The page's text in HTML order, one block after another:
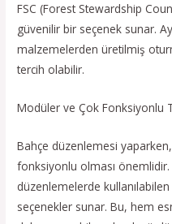
FSC (Forest Stewardship
güvenilir bir seçenek sunar.
malzemelerden üretilmiş
tercih olabilir.
Modüler ve Çok Fonksiyonlu
Bahçe düzenlemesi
fonksiyonlu olması
düzenlemelerde
seçenekler sunar. Bu, hem